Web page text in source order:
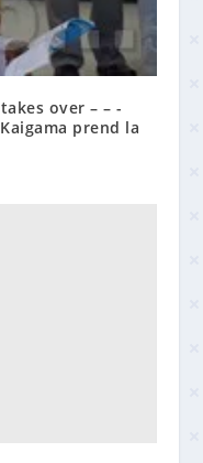
over – – -
prend la